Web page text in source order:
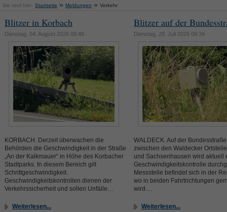
Sie sind hier: Startseite » Meldungen » Verkehr
Blitzer in Korbach
Dienstag, 04. August 2026 08:48
KORBACH. Derzeit überwachen die
Behörden die Geschwindigkeit in der Straße
„An der Kalkmauer“ in Höhe des Korbacher
Stadtparks. In diesem Bereich gilt
Schrittgeschwindigkeit.
Geschwindigkeitskontrollen dienen der
Verkehrssicherheit und sollen Unfälle…
Weiterlesen...
Blitzer auf der
Dienstag, 28. Juli 2026 08:34
WALDECK. Auf der
zwischen den Waldecker
und Sachsenhausen wird aktuell
Geschwindigkeitskontrolle
Messstelle befindet sich in der
wo in beiden Fahrtrichtungen
wird.…
Weiterlesen...